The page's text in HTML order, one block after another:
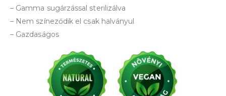
– Gamma sugárzással sterilizálva
– Nem színeződik el csak halványul
– Gazdaságos